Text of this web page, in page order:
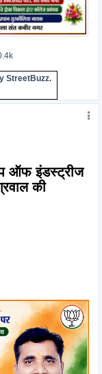
StreetBuzz.
ऑफ इंडस्ट्रीज
की